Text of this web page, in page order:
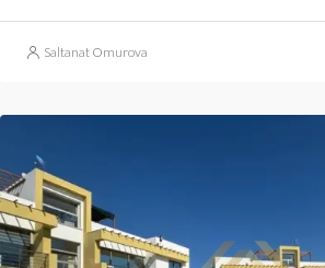
Saltanat Omurova